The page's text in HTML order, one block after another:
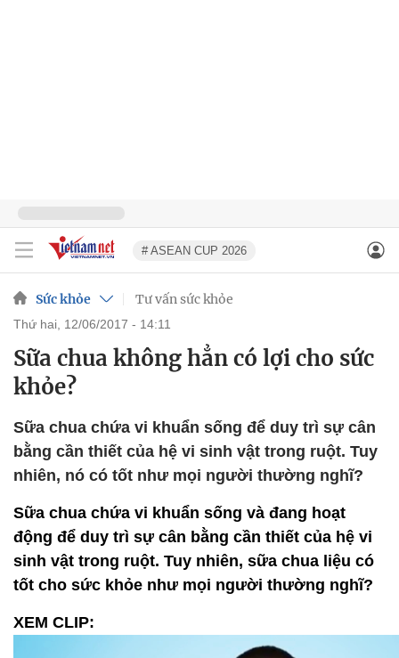
# ASEAN CUP 2026
Sức khỏe Tư vấn sức khỏe
thứ hai, 12/06/2017 - 14:11
Sữa chua không hẳn có lợi cho sức
khỏe?
Sữa chua chứa vi khuẩn sống để duy trì sự cân
bằng cần thiết của hệ vi sinh vật trong ruột. Tuy
nhiên, nó có tốt như mọi người thường nghĩ?
Sữa chua chứa vi khuẩn sống và đang hoạt
động để duy trì sự cân bằng cần thiết của hệ vi
sinh vật trong ruột. Tuy nhiên, sữa chua liệu có
tốt cho sức khỏe như mọi người thường nghĩ?
XEM CLIP: